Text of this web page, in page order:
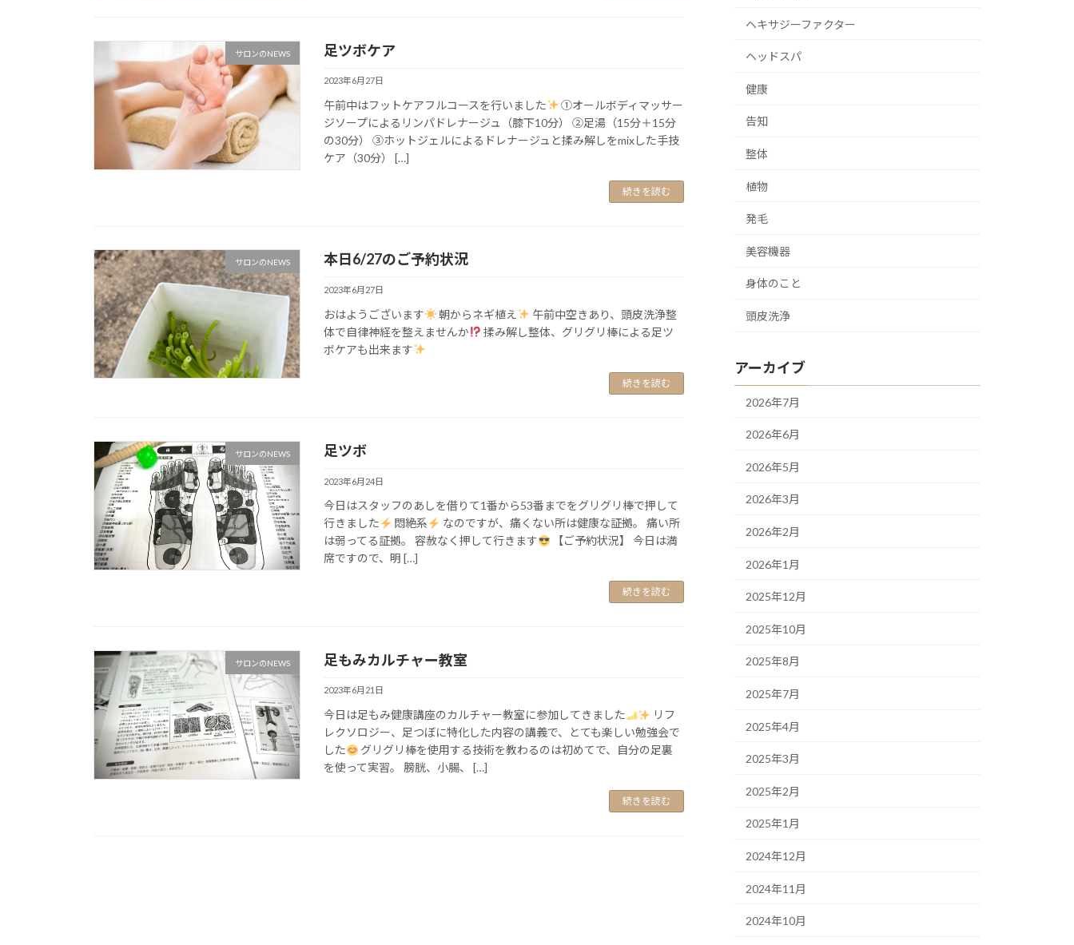
サロンのNEWS 足ツボケア
2023年6月27日
午前中はフットケアフルコースを行いました
①オールボディマッサー
ジソープによるリンパドレナージュ（膝下10分） ②足湯（15分＋15分
の30分） ③ホットジェルによるドレナージュと揉み解しをmixした手技
ケア（30分） […]
続きを読む
サロンのNEWS 本日6/27のご予約状況
2023年6月27日
おはようございます 朝からネギ植え
午前中空きあり、頭皮洗浄整
体で自律神経を整えませんか
揉み解し整体、グリグリ棒による足ツ
ボケアも出来ます
続きを読む
サロンのNEWS 足ツボ
2023年6月24日
今日はスタッフのあしを借りて1番から53番までをグリグリ棒で押して
行きました
悶絶系
なのですが、痛くない所は健康な証拠。 痛い所
は弱ってる証拠。 容赦なく押して行きます
【ご予約状況】 今日は満
席ですので、明 […]
続きを読む
サロンのNEWS 足もみカルチャー教室
2023年6月21日
今日は足もみ健康講座のカルチャー教室に参加してきました
リフ
レクソロジー、足つぼに特化した内容の講義で、とても楽しい勉強会で
した
グリグリ棒を使用する技術を教わるのは初めてで、自分の足裏
を使って実習。 膀胱、小腸、 […]
続きを読む
ヘキサジーファクター
ヘッドスパ
健康
告知
整体
植物
発毛
美容機器
身体のこと
頭皮洗浄
アーカイブ
2026年7月
2026年6月
2026年5月
2026年3月
2026年2月
2026年1月
2025年12月
2025年10月
2025年8月
2025年7月
2025年4月
2025年3月
2025年2月
2025年1月
2024年12月
2024年11月
2024年10月